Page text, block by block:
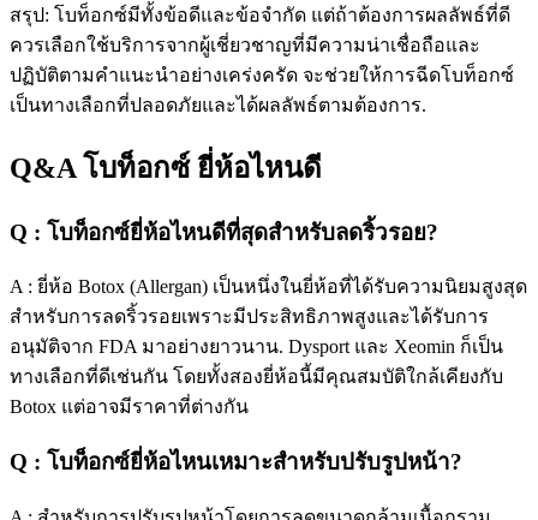
สรุป: โบท็อกซ์มีทั้งข้อดีและข้อจำกัด แต่ถ้าต้องการผลลัพธ์ที่ดี
ควรเลือกใช้บริการจากผู้เชี่ยวชาญที่มีความน่าเชื่อถือและ
ปฏิบัติตามคำแนะนำอย่างเคร่งครัด จะช่วยให้การฉีดโบท็อกซ์
เป็นทางเลือกที่ปลอดภัยและได้ผลลัพธ์ตามต้องการ.
Q&A โบท็อกซ์ ยี่ห้อไหนดี
Q : โบท็อกซ์ยี่ห้อไหนดีที่สุดสำหรับลดริ้วรอย?
A : ยี่ห้อ Botox (Allergan) เป็นหนึ่งในยี่ห้อที่ได้รับความนิยมสูงสุด
สำหรับการลดริ้วรอยเพราะมีประสิทธิภาพสูงและได้รับการ
อนุมัติจาก FDA มาอย่างยาวนาน. Dysport และ Xeomin ก็เป็น
ทางเลือกที่ดีเช่นกัน โดยทั้งสองยี่ห้อนี้มีคุณสมบัติใกล้เคียงกับ
Botox แต่อาจมีราคาที่ต่างกัน
Q : โบท็อกซ์ยี่ห้อไหนเหมาะสำหรับปรับรูปหน้า?